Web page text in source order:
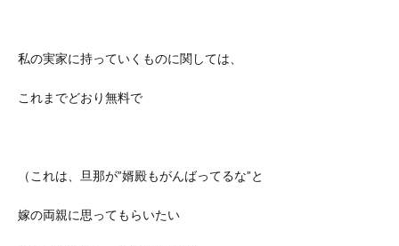
私の実家に持っていくものに関しては、
これまでどおり無料で
（これは、旦那が”婿殿もがんばってるな”と
嫁の両親に思ってもらいたい